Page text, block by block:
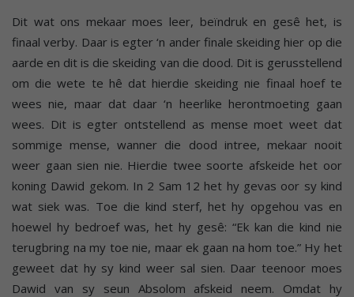
Dit wat ons mekaar moes leer, beïndruk en gesê het, is
finaal verby. Daar is egter ‘n ander finale skeiding hier op die
aarde en dit is die skeiding van die dood. Dit is gerusstellend
om die wete te hê dat hierdie skeiding nie finaal hoef te
wees nie, maar dat daar ‘n heerlike herontmoeting gaan
wees. Dit is egter ontstellend as mense moet weet dat
sommige mense, wanner die dood intree, mekaar nooit
weer gaan sien nie. Hierdie twee soorte afskeide het oor
koning Dawid gekom. In 2 Sam 12 het hy gevas oor sy kind
wat siek was. Toe die kind sterf, het hy opgehou vas en
hoewel hy bedroef was, het hy gesê: “Ek kan die kind nie
terugbring na my toe nie, maar ek gaan na hom toe.” Hy het
geweet dat hy sy kind weer sal sien. Daar teenoor moes
Dawid van sy seun Absolom afskeid neem. Omdat hy